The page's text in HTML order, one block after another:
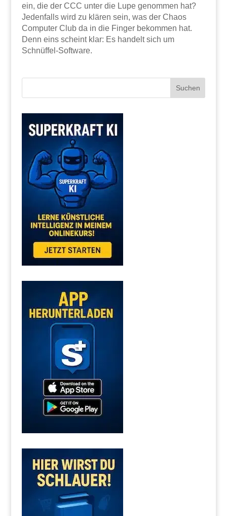
ein, die der CCC unter die Lupe genommen hat?
Jedenfalls wird zu klären sein, was der Chaos
Computer Club da in die Finger bekommen hat.
Denn eins scheint klar: Es handelt sich um
Schnüffel-Software.